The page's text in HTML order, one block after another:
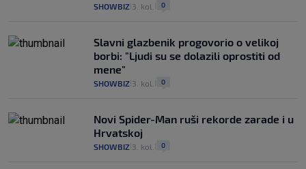
SHOWBIZ 3. kol. 0
Slavni glazbenik progovorio o velikoj
borbi: "Ljudi su se dolazili oprostiti od
mene"
SHOWBIZ 3. kol. 0
Novi Spider-Man ruši rekorde zarade i u
Hrvatskoj
SHOWBIZ 3. kol. 0